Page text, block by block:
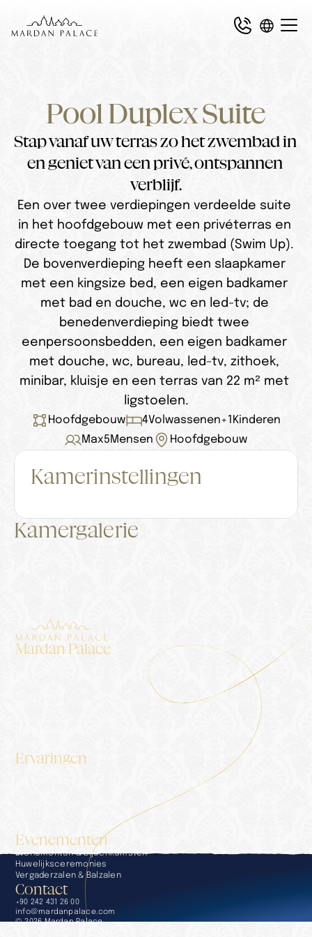
Pool Duplex Suite
Stap vanaf uw terras zo het zwembad in
en geniet van een privé, ontspannen
verblijf.
Hoofdgebouw 4Volwassenen+1 Kinderen
Max5Mensen Hoofdgebouw
Een over twee verdiepingen verdeelde suite
in het hoofdgebouw met een privéterras en
directe toegang tot het zwembad (Swim Up).
De bovenverdieping heeft een slaapkamer
met een kingsize bed, een eigen badkamer
met bad en douche, wc en led-tv; de
benedenverdieping biedt twee
eenpersoonsbedden, een eigen badkamer
met douche, wc, bureau, led-tv, zithoek,
minibar, kluisje en een terras van 22 m² met
ligstoelen.
Kamerinstellingen
Kamergalerie
Mardan Palace
Ervaringen
Evenementen
Evenementen & bijeenkomsten
Huwelijksceremonies
Vergaderzalen & Balzalen
Contact
+90 242 431 26 00
info@mardanpalace.com
© 2026 Mardan Palace